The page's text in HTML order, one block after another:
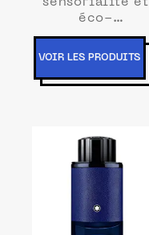
éco-
responsabilité
VOIR LES PRODUITS